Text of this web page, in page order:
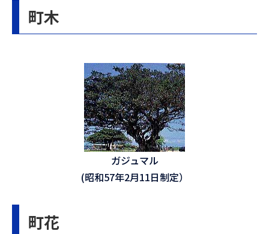
町木
ガジュマル
(昭和57年2月11日制定）
町花